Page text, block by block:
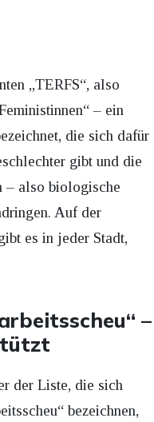
„TERFS“, also
– ein
die sich dafür
gibt und die
– also biologische
Auf der
es in jeder Stadt,
–
der Liste, die sich
bezeichnen,